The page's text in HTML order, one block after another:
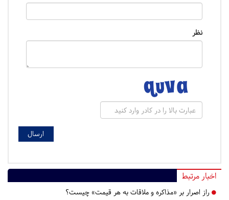
نظر
اخبار مرتبط
راز اصرار بر «مذاکره و ملاقات به هر قیمت» چیست؟